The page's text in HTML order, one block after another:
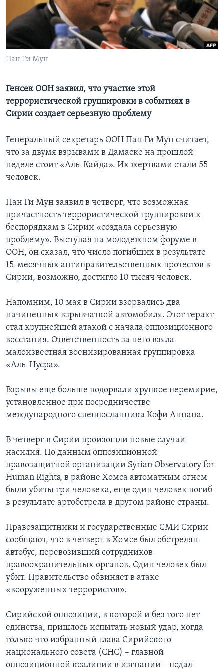
Learning English
СОЦИАЛЬНЫЕ СЕТИ
Языки
Пан Ги Мун
Генсек ООН заявил, что участие этой
террористической группировки в событиях в
Сирии создает серьезную проблему
Генеральный секретарь ООН Пан Ги Мун считает,
что за двумя взрывами в Дамаске на прошлой
неделе стоит «Аль-Кайда». Их жертвами стали 55
человек.
Пан Ги Мун заявил в четверг, что возможная
причастность террористической группировки к
беспорядкам в Сирии «создала серьезную
проблему». Выступая на молодежном форуме в
ООН, он сказал, что число погибших в результате
15-месячных антиправительственных протестов в
Сирии, возможно, достигло 10 тысяч человек.
Напомним, 10 мая в Сирии взорвались два
начиненных взрывчаткой автомобиля. Этот теракт
стал крупнейшей атакой с начала оппозиционного
восстания. Ответственность за него взяла
малоизвестная военизированная группировка
«Аль-Нусра».
Взрывы еще больше подорвали хрупкое перемирие,
установленное при посредничестве
международного спецпосланника Кофи Аннана.
В четверг в Сирии произошли новые случаи
насилия. По данным оппозиционной
правозащитной организации Syrian Observatory for
Human Rights, в районе Хомса автоматным огнем
были убиты три человека, еще один человек погиб
в результате артобстрела в другом районе страны.
Правозащитники и государственные СМИ Сирии
сообщают, что в четверг в Хомсе был обстрелян
автобус, перевозивший сотрудников
правоохранительных органов. Один человек был
убит. Правительство обвиняет в атаке
«вооруженных террористов».
Сирийской оппозиции, в которой и без того нет
единства, пришлось испытать новый удар, когда
только что избранный глава Сирийского
национального совета (СНС) – главной
оппозиционной коалиции в изгнании – подал